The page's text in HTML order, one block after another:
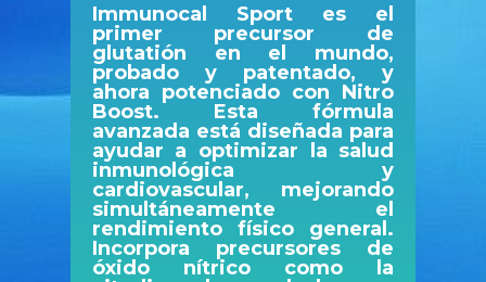
Immunocal Sport es el
primer precursor de
glutatión en el mundo,
probado y patentado, y
ahora potenciado con Nitro
Boost. Esta fórmula
avanzada está diseñada para
ayudar a optimizar la salud
inmunológica y
cardiovascular, mejorando
simultáneamente el
rendimiento físico general.
Incorpora precursores de
óxido nítrico como la